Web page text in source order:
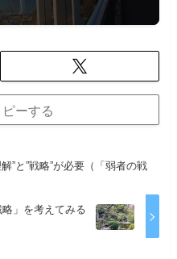
ーする
”と”戦略”が必要（「弱者の戦
」を考えてみる